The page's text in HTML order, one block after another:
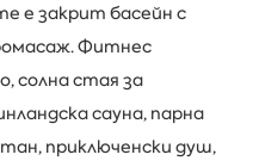
е закрит басейн с
Фитнес
солна стая за
сауна, парна
приключенски душ,